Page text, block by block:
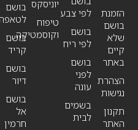
הזמנת
בושם
שלא
קיים
באתר
הצהרת
נגישות
תקנון
האתר
יוניסקס
טיפוח
וקוסמטיקה
לפי צבע
בושם
לפי ריח
בושם
לפני
עונה
בשמים
לבית
בושם
לטאפה
בושם
קריד
בושם
דיור
בושם
אל
חרמין